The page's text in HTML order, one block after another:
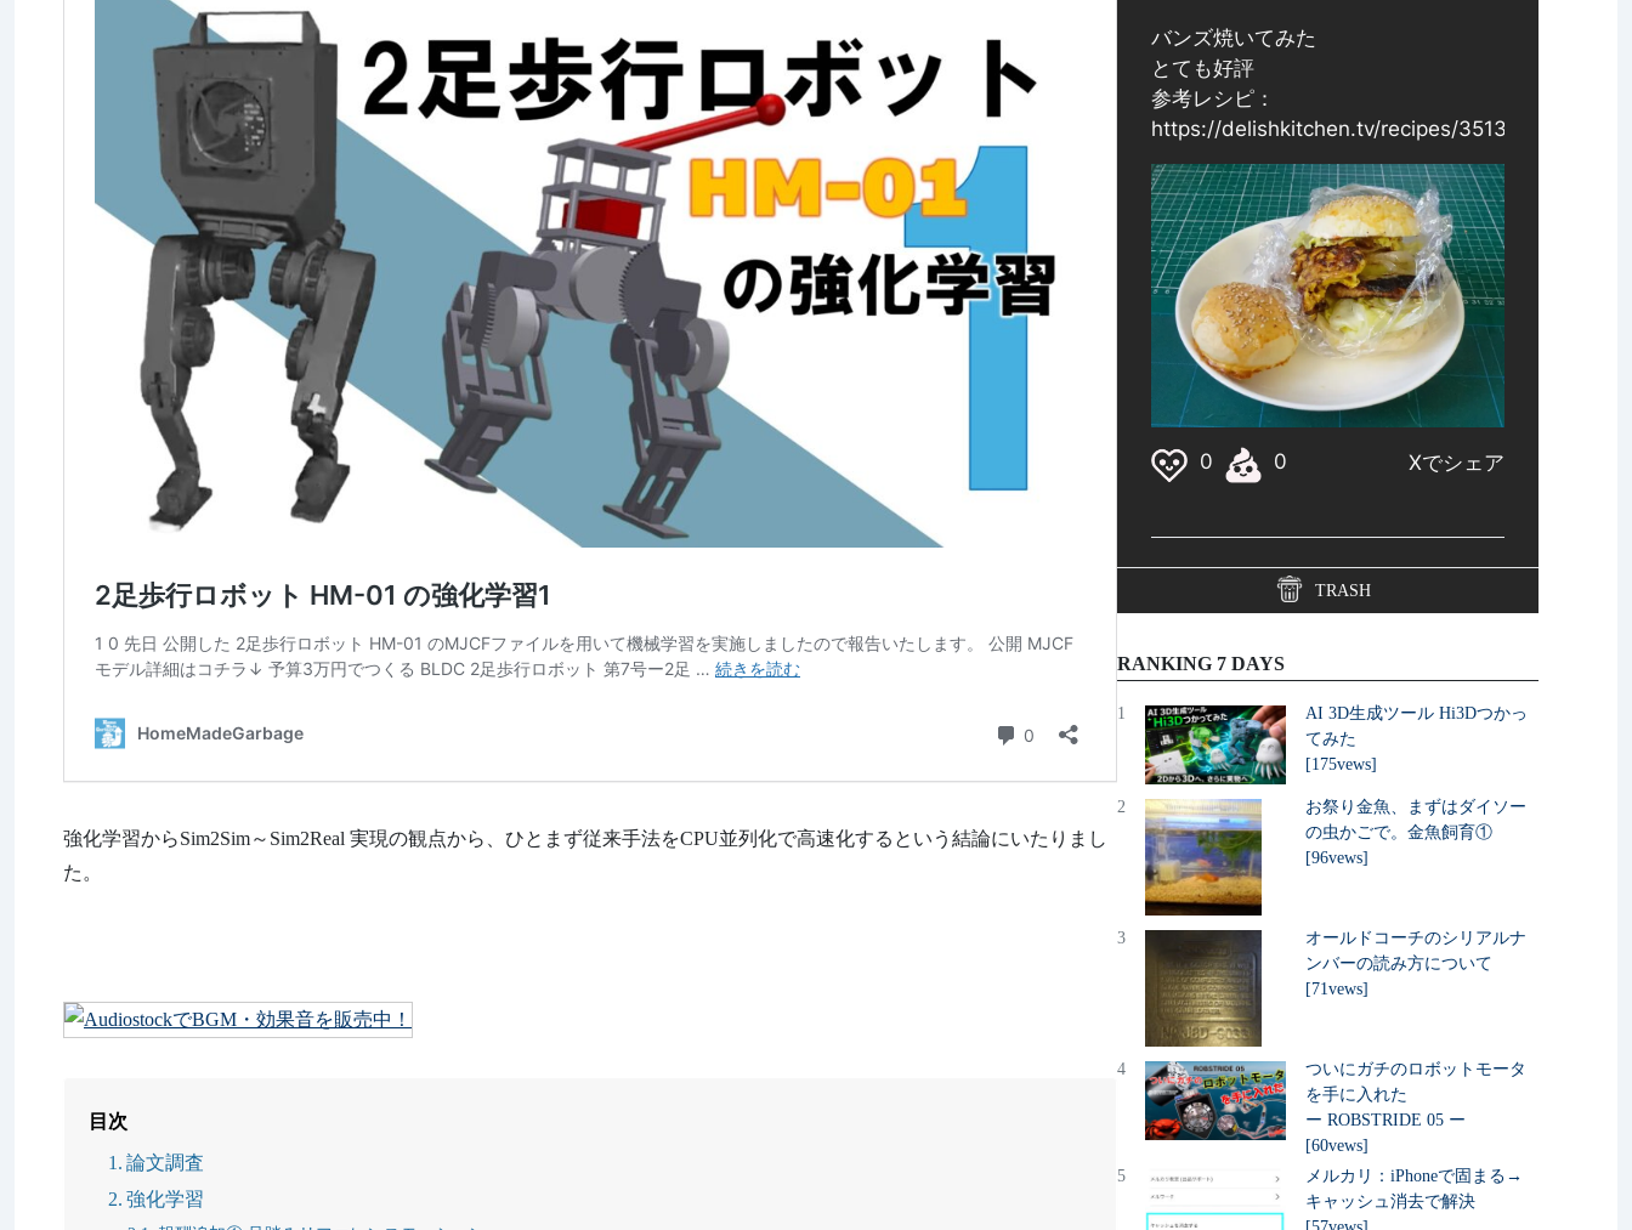
強化学習からSim2Sim～Sim2Real 実現の観点から、ひとまず従来手法をCPU並列化で高速化するという結論にいたりまし
た。
目次
論文調査
強化学習
TRASH
RANKING 7 DAYS
1
AI 3D生成ツール Hi3Dつかっ
てみた
[175vews]
2
お祭り金魚、まずはダイソー
の虫かごで。金魚飼育①
[96vews]
3
オールドコーチのシリアルナ
ンバーの読み方について
[71vews]
4
ついにガチのロボットモータ
を手に入れた
ー ROBSTRIDE 05 ー
[60vews]
5
メルカリ：iPhoneで固まる→
キャッシュ消去で解決